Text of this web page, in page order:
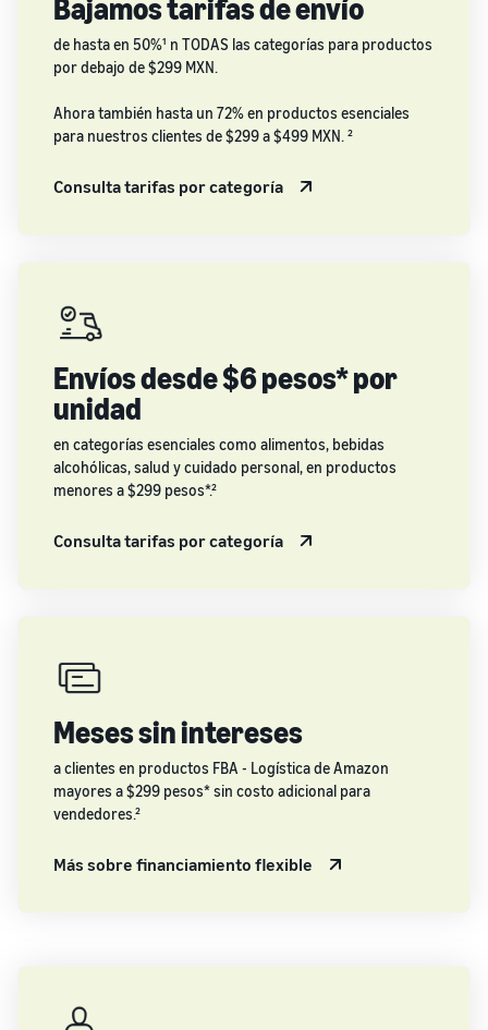
Bajamos tarifas de envío
de hasta en 50%¹ n TODAS las categorías para productos
por debajo de $299 MXN.
Ahora también hasta un 72% en productos esenciales
para nuestros clientes de $299 a $499 MXN. ²
Consulta tarifas por categoría
Envíos desde $6 pesos* por
unidad
en categorías esenciales como alimentos, bebidas
alcohólicas, salud y cuidado personal, en productos
menores a $299 pesos*.²
Consulta tarifas por categoría
Meses sin intereses
a clientes en productos FBA - Logística de Amazon
mayores a $299 pesos* sin costo adicional para
vendedores.²
Más sobre financiamiento flexible